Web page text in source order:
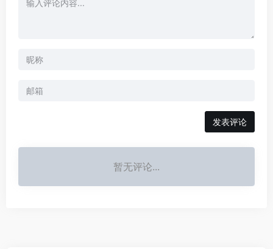
发表评论
暂无评论...